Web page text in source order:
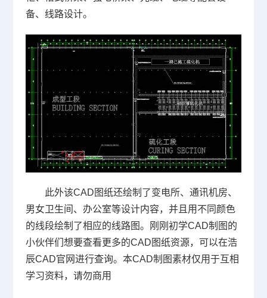
备、线路设计。
此外该CAD图纸还绘制了变电所、通讯机房、
男女卫生间、办公室等设计内容，并且用不同颜色
的线段绘制了相应的线路图。刚刚 初学CAD制图的
小伙伴们想要查看更多的CAD图纸资源，可以在浩
辰CAD官网进行查询。本CAD制图素材仅用于互相
学习资料，请勿商用